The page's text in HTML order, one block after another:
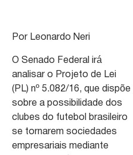
Por Leonardo Neri
O Senado Federal irá
analisar o Projeto de Lei
(PL) nº 5.082/16, que dispõe
sobre a possibilidade dos
clubes do futebol brasileiro
se tornarem sociedades
empresariais mediante